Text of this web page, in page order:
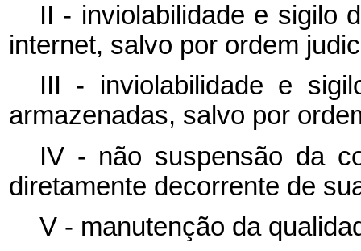
II - inviolabilidade e sigilo
internet, salvo por ordem
III - inviolabilidade e
armazenadas, salvo por
IV - não suspensão da
diretamente decorrente de
V - manutenção da